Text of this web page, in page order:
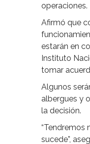
operaciones.
Afirmó que
estarán en
Instituto
tomar
Algunos
albergues y
la decisión.
“Tendremos
sucede”,